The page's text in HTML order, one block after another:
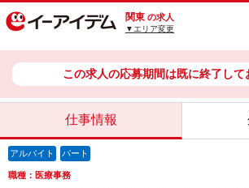
関東 の求人
▼エリア変更
この求人の応募期間は既に終了して
仕事情報
アルバイト パート
職種：医療事務